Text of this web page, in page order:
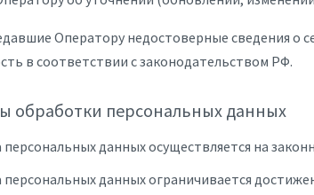
Оператору недостоверные сведения о
в соответствии с законодательством РФ.
обработки персональных данных
данных осуществляется на
персональных данных ограничивается